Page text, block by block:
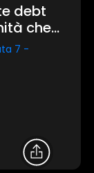
debt
che
7 -